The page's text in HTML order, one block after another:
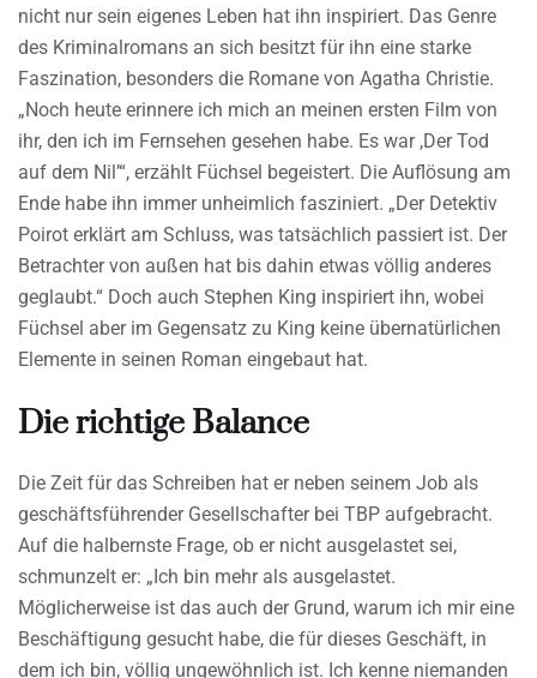
nicht nur sein eigenes Leben hat ihn inspiriert. Das Genre
des Kriminalromans an sich besitzt für ihn eine starke
Faszination, besonders die Romane von Agatha Christie.
„Noch heute erinnere ich mich an meinen ersten Film von
ihr, den ich im Fernsehen gesehen habe. Es war ,Der Tod
auf dem Nil’“, erzählt Füchsel begeistert. Die Auflösung am
Ende habe ihn immer unheimlich fasziniert. „Der Detektiv
Poirot erklärt am Schluss, was tatsächlich passiert ist. Der
Betrachter von außen hat bis dahin etwas völlig anderes
geglaubt.“ Doch auch Stephen King inspiriert ihn, wobei
Füchsel aber im Gegensatz zu King keine übernatürlichen
Elemente in seinen Roman eingebaut hat.
Die richtige Balance
Die Zeit für das Schreiben hat er neben seinem Job als
geschäftsführender Gesellschafter bei TBP aufgebracht.
Auf die halbernste Frage, ob er nicht ausgelastet sei,
schmunzelt er: „Ich bin mehr als ausgelastet.
Möglicherweise ist das auch der Grund, warum ich mir eine
Beschäftigung gesucht habe, die für dieses Geschäft, in
dem ich bin, völlig ungewöhnlich ist. Ich kenne niemanden